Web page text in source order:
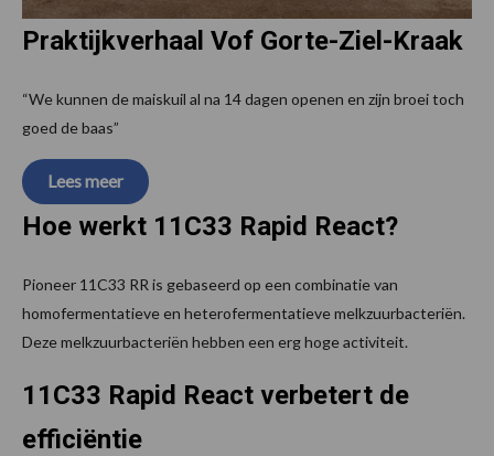
Praktijkverhaal Vof Gorte-Ziel-Kraak
“We kunnen de maiskuil al na 14 dagen openen en zijn broei toch
goed de baas”
Lees meer
Hoe werkt 11C33 Rapid React?
Pioneer 11C33 RR is gebaseerd op een combinatie van
homofermentatieve en heterofermentatieve melkzuurbacteriën.
Deze melkzuurbacteriën hebben een erg hoge activiteit.
11C33 Rapid React verbetert de
efficiëntie